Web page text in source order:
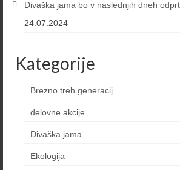
Divaška jama bo v naslednjih dneh
24.07.2024
Kategorije
Brezno treh generacij
delovne akcije
Divaška jama
Ekologija